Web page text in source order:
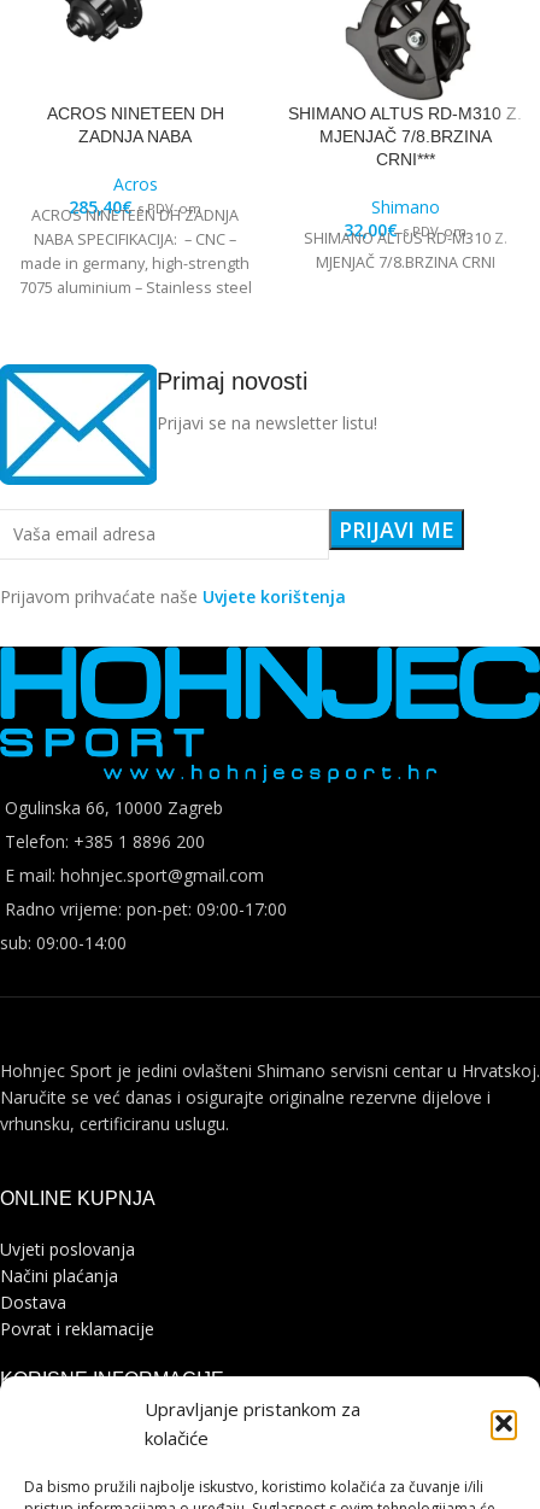
Upravljanje pristankom za
kolačiće
Da bismo pružili najbolje iskustvo, koristimo kolačića za čuvanje i/ili
ACROS NINETEEN DH
ZADNJA NABA
Acros
285,40€ s PDV-om
ACROS NINETEEN DH ZADNJA
NABA SPECIFIKACIJA: – CNC –
made in germany, high-strength
7075 aluminium – Stainless steel
SHIMANO ALTUS RD-M310 Z.
MJENJAČ 7/8.BRZINA
CRNI***
Shimano
32,00€ s PDV-om
SHIMANO ALTUS RD-M310 Z.
MJENJAČ 7/8.BRZINA CRNI
Primaj novosti
Prijavi se na newsletter listu!
Prijavom prihvaćate naše Uvjete korištenja
Ogulinska 66, 10000 Zagreb
Telefon: +385 1 8896 200
E mail: hohnjec.sport@gmail.com
Radno vrijeme: pon-pet: 09:00-17:00
sub: 09:00-14:00
Hohnjec Sport je jedini ovlašteni Shimano servisni centar u Hrvatskoj.
Naručite se već danas i osigurajte originalne rezervne dijelove i
vrhunsku, certificiranu uslugu.
ONLINE KUPNJA
Uvjeti poslovanja
Načini plaćanja
Dostava
Povrat i reklamacije
KORISNE INFORMACIJE
Zaštita osobnih podataka
Pohvale i prigovori